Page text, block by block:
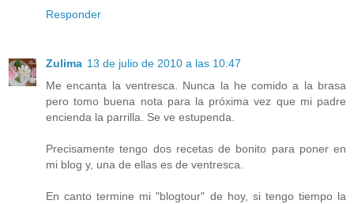
Responder
Zulima 13 de julio de 2010 a las 10:47
Me encanta la ventresca. Nunca la he comido a la brasa
pero tomo buena nota para la próxima vez que mi padre
encienda la parrilla. Se ve estupenda.
Precisamente tengo dos recetas de bonito para poner en
mi blog y, una de ellas es de ventresca.
En canto termine mi "blogtour" de hoy, si tengo tiempo la